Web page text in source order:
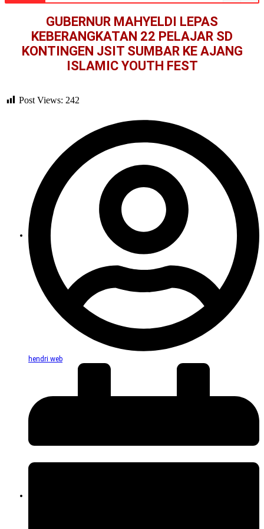
GUBERNUR MAHYELDI LEPAS
KEBERANGKATAN 22 PELAJAR SD
KONTINGEN JSIT SUMBAR KE AJANG
ISLAMIC YOUTH FEST
Post Views: 242
hendri web